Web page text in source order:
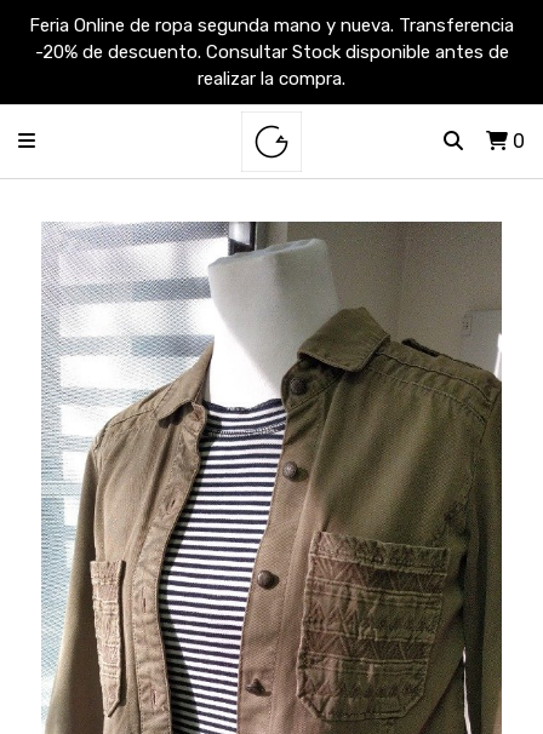
Feria Online de ropa segunda mano y nueva. Transferencia
-20% de descuento. Consultar Stock disponible antes de
realizar la compra.
0